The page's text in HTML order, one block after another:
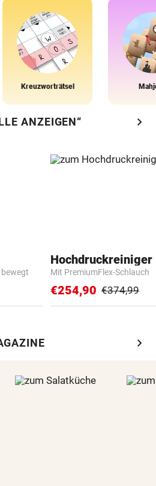
Kreuzworträtsel
ANZEIGEN“ chevron_right
Hochdruckreiniger
Mit PremiumFlex-Schlauch
€254,90 €374,99
chevron_right